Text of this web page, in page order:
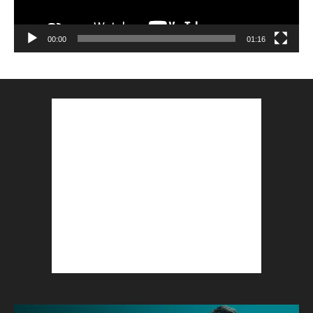
00:00 01:16